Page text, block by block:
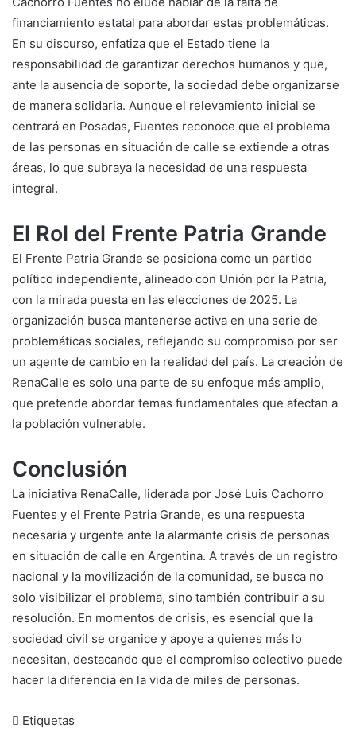
financiamiento estatal para abordar estas problemáticas.
En su discurso, enfatiza que el Estado tiene la
responsabilidad de garantizar derechos humanos y que,
ante la ausencia de soporte, la sociedad debe organizarse
de manera solidaria. Aunque el relevamiento inicial se
centrará en Posadas, Fuentes reconoce que el problema
de las personas en situación de calle se extiende a otras
áreas, lo que subraya la necesidad de una respuesta
integral.
El Rol del Frente Patria Grande
El Frente Patria Grande se posiciona como un partido
político independiente, alineado con Unión por la Patria,
con la mirada puesta en las elecciones de 2025. La
organización busca mantenerse activa en una serie de
problemáticas sociales, reflejando su compromiso por ser
un agente de cambio en la realidad del país. La creación de
RenaCalle es solo una parte de su enfoque más amplio,
que pretende abordar temas fundamentales que afectan a
la población vulnerable.
Conclusión
La iniciativa RenaCalle, liderada por José Luis Cachorro
Fuentes y el Frente Patria Grande, es una respuesta
necesaria y urgente ante la alarmante crisis de personas
en situación de calle en Argentina. A través de un registro
nacional y la movilización de la comunidad, se busca no
solo visibilizar el problema, sino también contribuir a su
resolución. En momentos de crisis, es esencial que la
sociedad civil se organice y apoye a quienes más lo
necesitan, destacando que el compromiso colectivo puede
hacer la diferencia en la vida de miles de personas.
Etiquetas